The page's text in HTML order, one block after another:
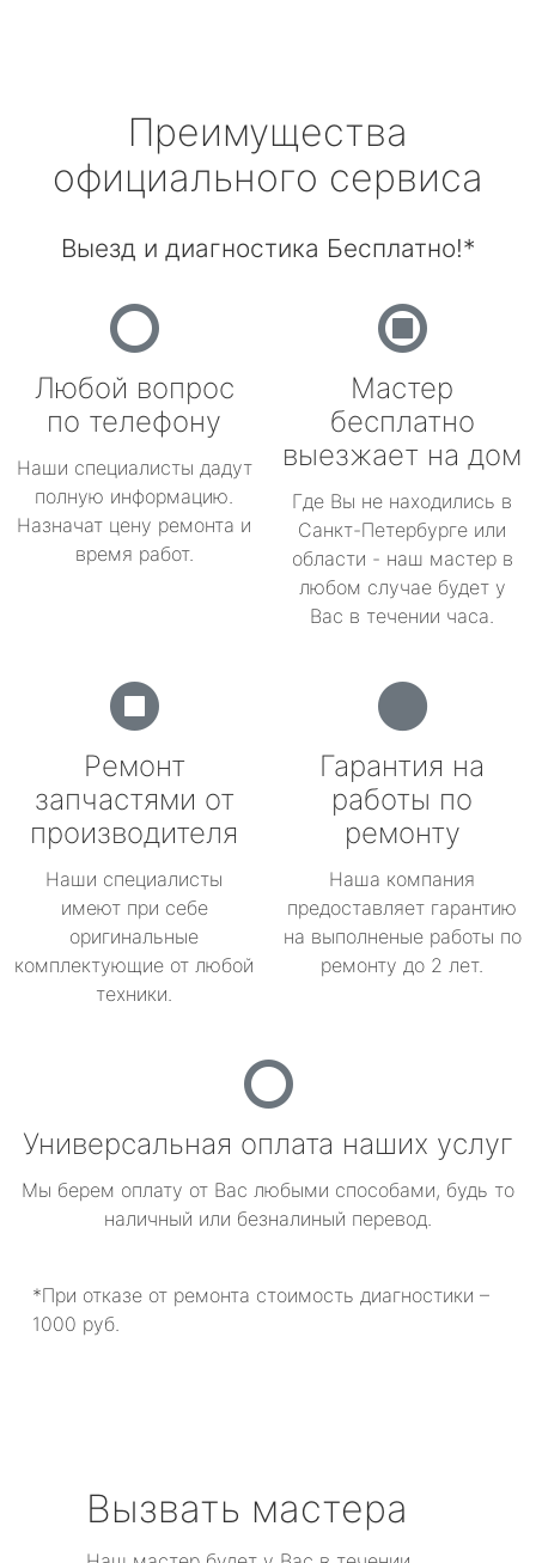
Преимущества
официального сервиса
Выезд и диагностика Бесплатно!*
Любой вопрос
по телефону
Наши специалисты дадут
полную информацию.
Назначат цену ремонта и
время работ.
Мастер
бесплатно
выезжает на дом
Где Вы не находились в
Санкт-Петербурге или
области - наш мастер в
любом случае будет у
Вас в течении часа.
Ремонт
запчастями от
производителя
Наши специалисты
имеют при себе
оригинальные
комплектующие от любой
техники.
Гарантия на
работы по
ремонту
Наша компания
предоставляет гарантию
на выполненые работы по
ремонту до 2 лет.
Универсальная оплата наших услуг
Мы берем оплату от Вас любыми способами, будь то
наличный или безналиный перевод.
*При отказе от ремонта стоимость диагностики –
1000 руб.
Вызвать мастера